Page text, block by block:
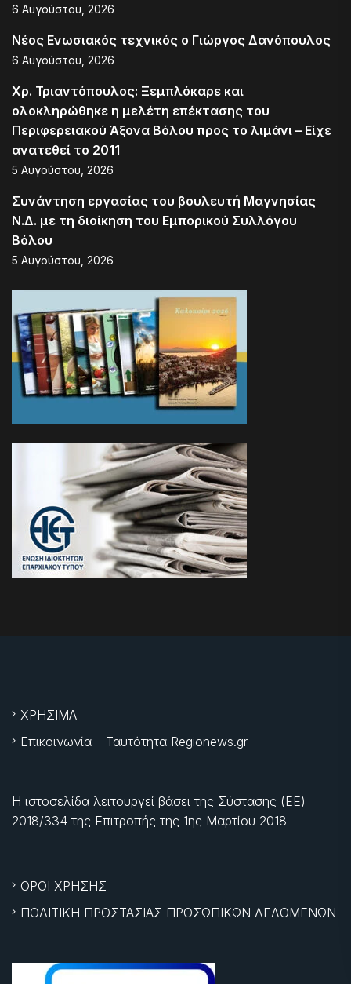
6 Αυγούστου, 2026
Νέος Ενωσιακός τεχνικός ο Γιώργος Δανόπουλος
6 Αυγούστου, 2026
Χρ. Τριαντόπουλος: Ξεμπλόκαρε και
ολοκληρώθηκε η μελέτη επέκτασης του
Περιφερειακού Άξονα Βόλου προς το λιμάνι – Είχε
ανατεθεί το 2011
5 Αυγούστου, 2026
Συνάντηση εργασίας του βουλευτή Μαγνησίας
Ν.Δ. με τη διοίκηση του Εμπορικού Συλλόγου
Βόλου
5 Αυγούστου, 2026
ΧΡΗΣΙΜΑ
Επικοινωνία – Ταυτότητα Regionews.gr
Η ιστοσελίδα λειτουργεί βάσει της Σύστασης (ΕΕ)
2018/334 της Επιτροπής της 1ης Μαρτίου 2018
ΟΡΟΙ ΧΡΗΣΗΣ
ΠΟΛΙΤΙΚΗ ΠΡΟΣΤΑΣΙΑΣ ΠΡΟΣΩΠΙΚΩΝ ΔΕΔΟΜΕΝΩΝ